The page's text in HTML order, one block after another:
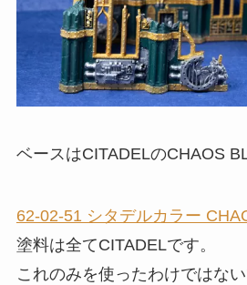
ベースはCITADELのCHAOS
62-02-51 シタデルカラー
塗料は全てCITADELです。
これのみを使ったわけではな